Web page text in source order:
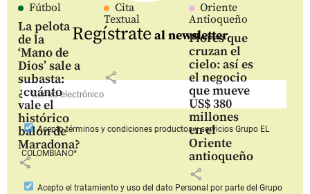
Fútbol
La pelota
de la
‘Mano de
Dios’ sale a
subasta:
¿cuánto
vale el
histórico
balón de
Maradona?
share
Cita
Textual
share
Oriente
Antioqueño
Flores que
cruzan el
cielo: así es
el negocio
que mueve
US$ 380
millones
en el
Oriente
antioqueño
share
Regístrate al newsletter
Aceptotérminos y condiciones productos y serviciosGrupo EL
COLOMBIANO*
Acepto el tratamiento y uso del dato Personal por parte del Grupo